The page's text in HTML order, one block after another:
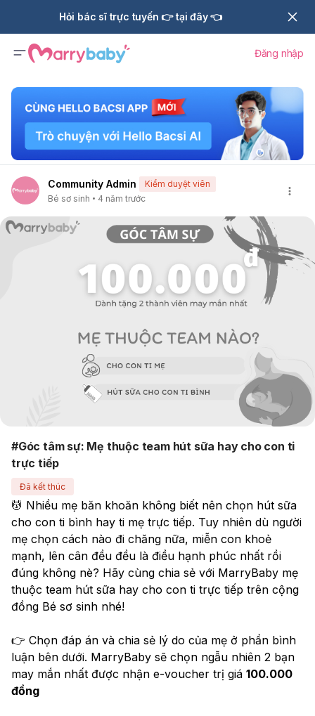
Hỏi bác sĩ trực tuyến 👉 tại đây 👈
Đăng nhập
Community Admin
Kiểm duyệt viên
Bé sơ sinh
4 năm trước
#Góc tâm sự: Mẹ thuộc team hút sữa hay cho con ti
trực tiếp
Đã kết thúc
💆 Nhiều mẹ băn khoăn không biết nên chọn hút sữa
cho con ti bình hay ti mẹ trực tiếp. Tuy nhiên dù người
mẹ chọn cách nào đi chăng nữa, miễn con khoẻ
mạnh, lên cân đều đều là điều hạnh phúc nhất rồi
đúng không nè? Hãy cùng chia sẻ với MarryBaby mẹ
thuộc team hút sữa hay cho con ti trực tiếp trên cộng
đồng Bé sơ sinh nhé!
👉 Chọn đáp án và chia sẻ lý do của mẹ ở phần bình
luận bên dưới. MarryBaby sẽ chọn ngẫu nhiên 2 bạn
may mắn nhất được nhận e-voucher trị giá 100.000
đồng